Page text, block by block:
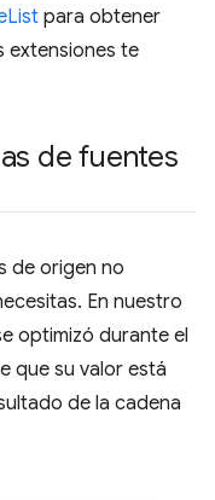
para obtener
extensiones te
de fuentes
de origen no
En nuestro
optimizó durante el
que su valor está
de la cadena